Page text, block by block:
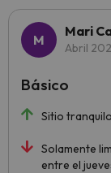
Mari
Abril
Sitio tranquilo
Solamente
entre el
Básico